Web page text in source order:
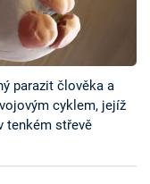
parazit člověka a
cyklem, jejíž
tenkém střevě